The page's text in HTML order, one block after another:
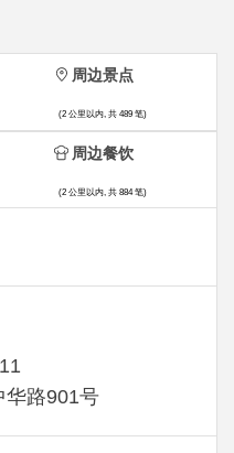
华路901号
周边景点
(2 公里以内, 共 489 笔)
周边餐饮
(2 公里以内, 共 884 笔)